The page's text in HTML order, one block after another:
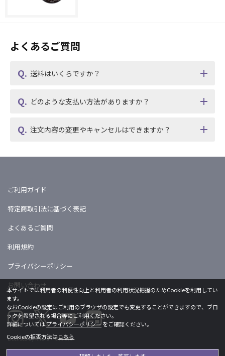
よくあるご質問
送料はいくらですか？
どのような支払い方法がありますか？
注文内容の変更やキャンセルはできますか？
ご利用ガイド
特定商取引法に基づく表記
よくあるご質問
利用規約
プライバシーポリシー
お問い合わせ
Licensed by khara ©khara
本サイトでは利用者の利便性向上と利用者の利用状況把握のためCookieを利用してい
ます。
なおCookieの設定はご利用のブラウザの設定でも変更することができますので、ブロ
ックを希望される場合等にご利用ください。
詳細についてはプライバシーポリシーをご確認ください。
Cookieの拒否方法はこちら